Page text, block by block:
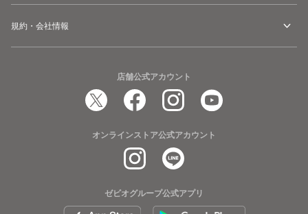
規約・会社情報
店舗公式アカウント
オンラインストア公式アカウント
ゼビオグループ公式アプリ